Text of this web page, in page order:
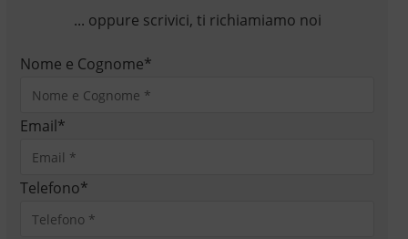
... oppure scrivici, ti richiamiamo noi
Nome e Cognome*
Email*
Telefono*